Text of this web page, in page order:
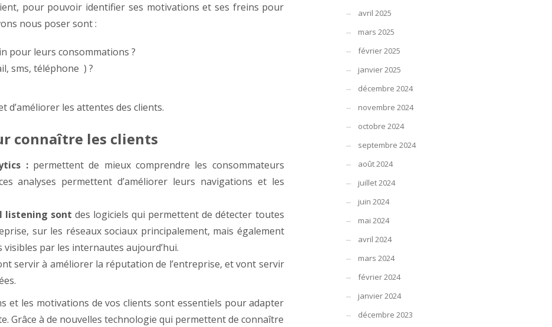
pour pouvoir identifier ses motivations et ses freins pour
nous poser sont :
pour leurs consommations ?
sms, téléphone ) ?
d’améliorer les attentes des clients.
connaître les clients
:permettent de mieux comprendre les consommateurs
analyses permettent d’améliorer leurs navigations et les
listening sont des logiciels qui permettent de détecter toutes
sur les réseaux sociaux principalement, mais également
par les internautes aujourd’hui.
servir à améliorer la réputation de l’entreprise, et vont servir
et les motivations de vos clients sont essentiels pour adapter
Grâce à de nouvelles technologie qui permettent de connaître
avril 2025
mars 2025
février 2025
janvier 2025
décembre 2024
novembre 2024
octobre 2024
septembre 2024
août 2024
juillet 2024
juin 2024
mai 2024
avril 2024
mars 2024
février 2024
janvier 2024
décembre 2023